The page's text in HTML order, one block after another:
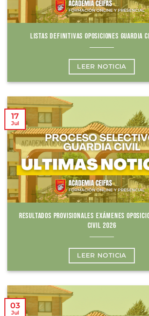
LISTAS DEFINITIVAS OPOSICIONES GUARDIA
LEER NOTICIA
RESULTADOS PROVISIONALES EXÁMENES
CIVIL 2026
LEER NOTICIA
17
Jul
03
Jul